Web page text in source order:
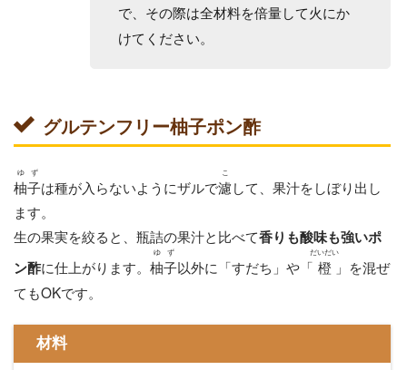
で、その際は全材料を倍量して火にか
けてください。
グルテンフリー柚子ポン酢
柚子
ゆず
は種が入らないようにザルで濾
こ
して、果汁をしぼり出し
ます。
生の果実を絞ると、瓶詰の果汁と比べて香りも酸味も強いポ
ン酢に仕上がります。 柚子
ゆず
以外に「すだち」や「 橙
だいだい
」を混ぜ
てもOKです。
材料